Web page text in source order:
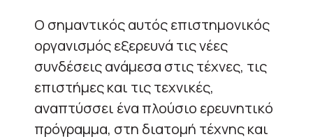
Ο σημαντικός αυτός επιστημονικός
οργανισμός εξερευνά τις νέες
συνδέσεις ανάμεσα στις τέχνες, τις
επιστήμες και τις τεχνικές,
αναπτύσσει ένα πλούσιο ερευνητικό
πρόγραμμα, στη διατομή τέχνης και